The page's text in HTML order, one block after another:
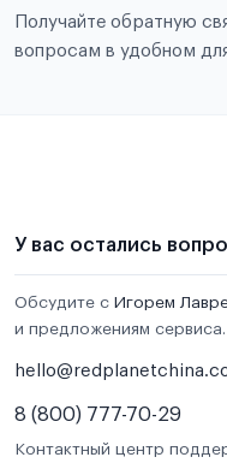
Получайте обратную
вопросам в удобном
У вас остались
Обсудите с Игорем
и предложениям сервиса.
8 (800) 777-70-29
Контактный центр